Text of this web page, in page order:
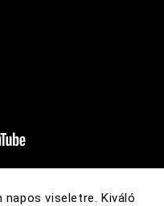
napos viseletre.Kiváló